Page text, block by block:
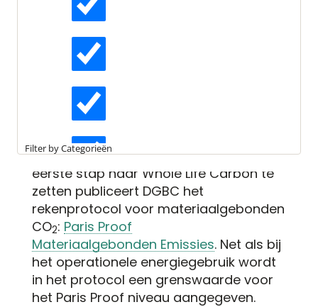
Longreads
Partnernieuws
Filter by Categorieën
Leestijd:4 minuten
De berekening achter Paris
Proof Materiaalgebonden
Emissies
Van CO2-neutrale gebouwen naar een
-neutraal bouwproces en
materiaalgebruik. Deze opgave vergt
een Whole Life Carbon aanpak. Om de
eerste stap naar Whole Life Carbon te
zetten publiceert DGBC het
rekenprotocol voor materiaalgebonden
CO2: Paris Proof
Materiaalgebonden Emissies. Net als bij
het operationele energiegebruik wordt
in het protocol een grenswaarde voor
het Paris Proof niveau aangegeven.